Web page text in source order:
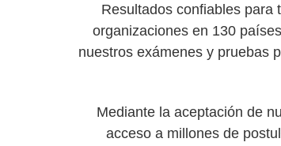
Resultados confiables para
organizaciones en 130
nuestros exámenes y pruebas
Mediante la aceptación de
acceso a millones de